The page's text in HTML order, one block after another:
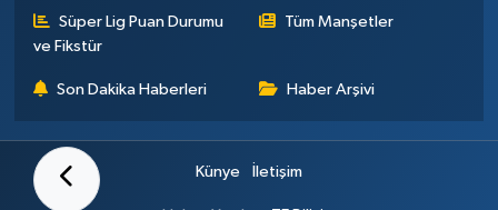
Süper Lig Puan Durumu
ve Fikstür
Tüm Manşetler
Son Dakika Haberleri Haber Arşivi
Künye İletişim